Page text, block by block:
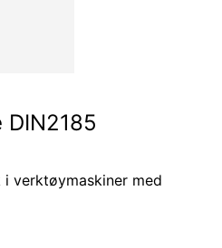
DIN2185
i verktøymaskiner med